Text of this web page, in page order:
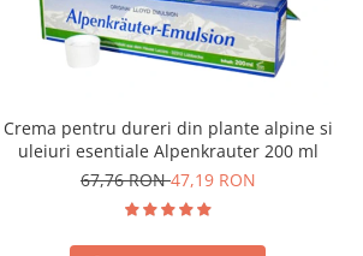
Crema pentru dureri din plante alpine si
uleiuri esentiale Alpenkrauter 200 ml
67,76 RON47,19 RON